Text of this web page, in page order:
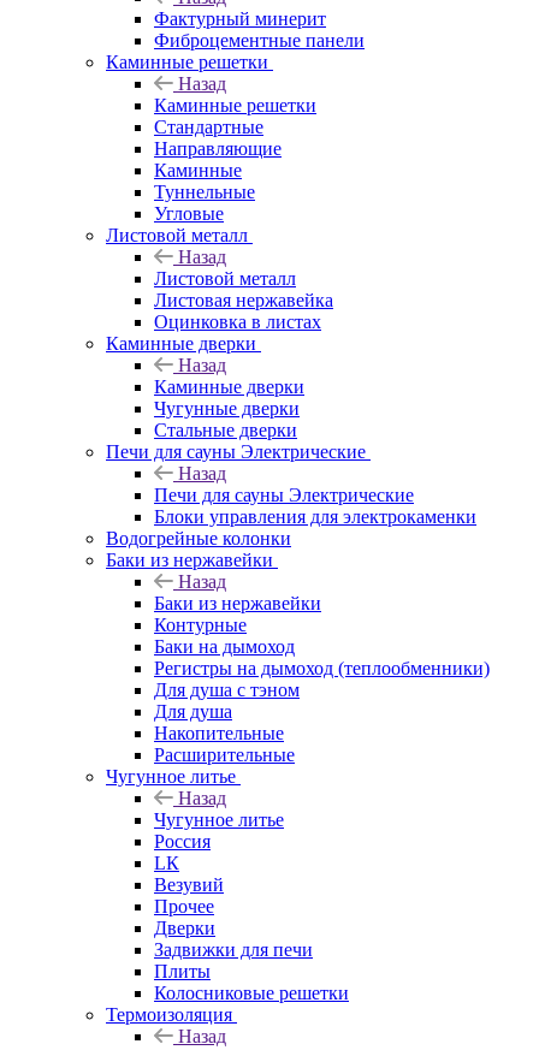
Фактурный минерит
Фиброцементные панели
Каминные решетки
Назад
Каминные решетки
Стандартные
Направляющие
Каминные
Туннельные
Угловые
Листовой металл
Назад
Листовой металл
Листовая нержавейка
Оцинковка в листах
Каминные дверки
Назад
Каминные дверки
Чугунные дверки
Стальные дверки
Печи для сауны Электрические
Назад
Печи для сауны Электрические
Блоки управления для электрокаменки
Водогрейные колонки
Баки из нержавейки
Назад
Баки из нержавейки
Контурные
Баки на дымоход
Регистры на дымоход (теплообменники)
Для душа с тэном
Для душа
Накопительные
Расширительные
Чугунное литье
Назад
Чугунное литье
Россия
LК
Везувий
Прочее
Дверки
Задвижки для печи
Плиты
Колосниковые решетки
Термоизоляция
Назад